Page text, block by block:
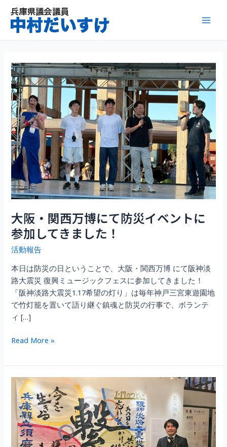
大阪・関西万博にて防災イベントに
参加してきました！
活動報告
本日は防災の日ということで、大阪・関西万博 にて阪神淡
路大震災 復興ミュージックフェスに参加してきました！
「阪神淡路大震災1.17希望の灯り」は毎年神戸三宮東遊園地
で竹灯籠を置いて語り継ぐ鎮魂と防災の行事で、ボランテ
ィ […]
大
関
西
万
博
に
て
防
Read More »